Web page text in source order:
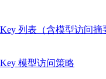
列表（含模型访问摘
模型访问策略